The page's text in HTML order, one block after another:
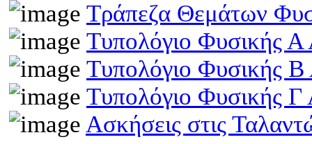
Τράπεζα Θεμάτων
Τυπολόγιο Φυσικής Α
Τυπολόγιο Φυσικής Β
Τυπολόγιο Φυσικής Γ
Ασκήσεις στις